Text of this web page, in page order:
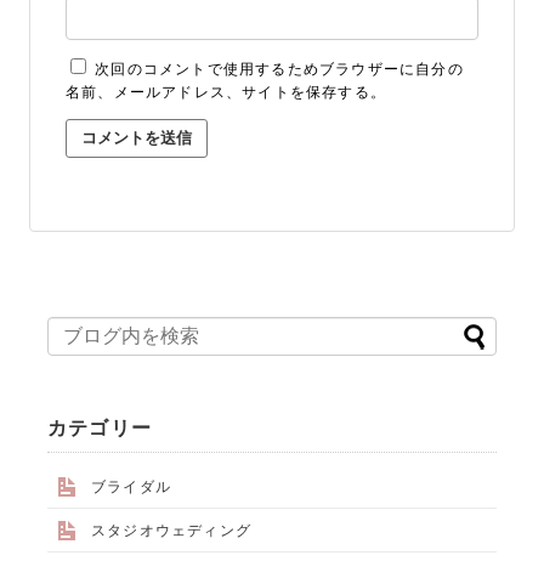
次回のコメントで使用するためブラウザーに自分の
名前、メールアドレス、サイトを保存する。
カテゴリー
ブライダル
スタジオウェディング